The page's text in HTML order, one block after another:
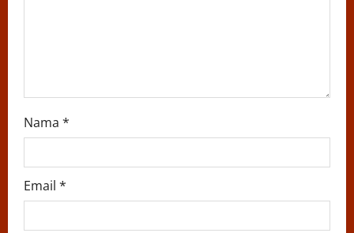
Nama *
Email *